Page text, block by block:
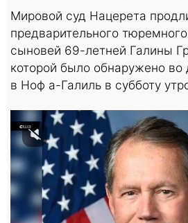
Мировой суд Нацерета
предварительного
сыновей 69-летней Галины
которой было обнаружено
в Ноф а-Галиль в субботу